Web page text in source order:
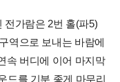
전가람은 2번 홀(파5)
역으로 보내는 바람에
속 버디에 이어 마지막
드를 기분 좋게 마무리